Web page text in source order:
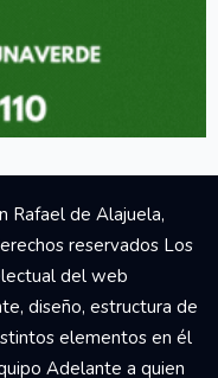
Rafael de Alajuela,
reservados Los
del web
diseño, estructura de
elementos en él
Adelante a quien